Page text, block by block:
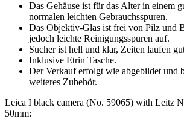
Das Gehäuse ist für das Alter in einem
normalen leichten Gebrauchsspuren.
Das Objektiv-Glas ist frei von Pilz und
jedoch leichte Reinigungsspuren auf.
Sucher ist hell und klar, Zeiten laufen
Inklusive Etrin Tasche.
Der Verkauf erfolgt wie abgebildet und
weiteres Zubehör.
Leica I black camera (No. 59065) with Leitz
50mm: